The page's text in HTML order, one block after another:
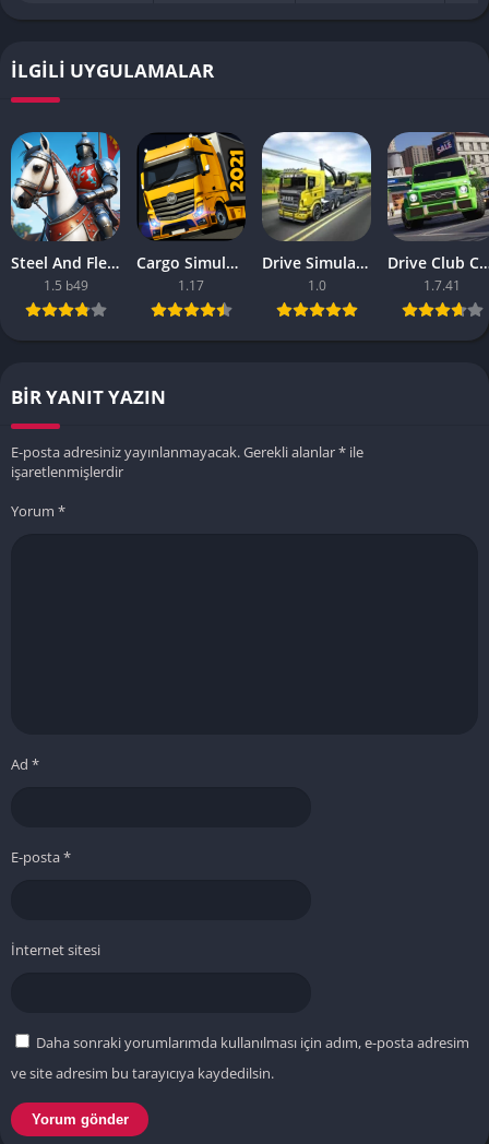
İLGILI UYGULAMALAR
Steel And Flesh 2 Are Mobile Games Good
1.5 b49
Cargo Simulator 2021 The Best Mobile Games
1.17
Drive Simulator 2020 Why Are Mobile Games So Bad
1.0
Drive Club Car Parking Games
1.7.41
BIR YANIT YAZIN
E-posta adresiniz yayınlanmayacak.Gerekli alanlar* ile
işaretlenmişlerdir
Yorum *
Ad *
E-posta*
İnternet sitesi
Daha sonraki yorumlarımda kullanılması için adım, e-posta adresim
ve site adresim bu tarayıcıya kaydedilsin.